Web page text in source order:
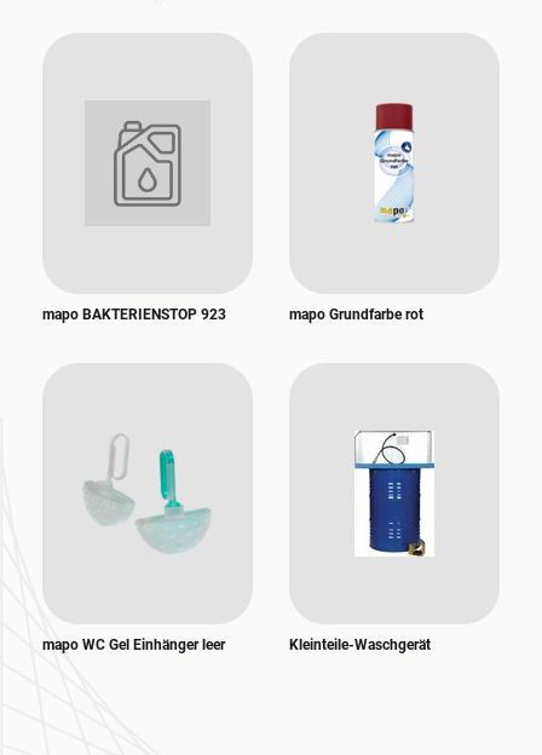
mapo BAKTERIENSTOP 923 mapo Grundfarbe rot
mapo WC Gel Einhänger leer Kleinteile-Waschgerät